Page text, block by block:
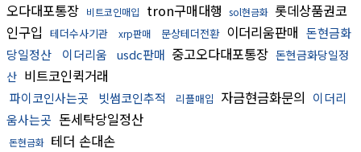
오다대포통장 비트코인매입 tron구매대행 sol현금화 롯데상품권코
인구입 테더수사기관 xrp판매 문상테더전환 이더리움판매 돈현금화
당일정산
이더리움 usdc판매 중고오다대포통장 돈현금화당일정
산 비트코인퀵거래
파이코인사는곳 빗썸코인추적 리플매입 자금현금화문의 이더리
움사는곳 돈세탁당일정산
돈현금화 테더 손대손